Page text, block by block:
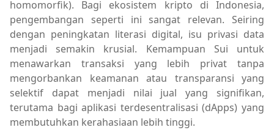
homomorfik). Bagi ekosistem kripto di Indonesia,
pengembangan seperti ini sangat relevan. Seiring
dengan peningkatan literasi digital, isu privasi data
menjadi semakin krusial. Kemampuan Sui untuk
menawarkan transaksi yang lebih privat tanpa
mengorbankan keamanan atau transparansi yang
selektif dapat menjadi nilai jual yang signifikan,
terutama bagi aplikasi terdesentralisasi (dApps) yang
membutuhkan kerahasiaan lebih tinggi.